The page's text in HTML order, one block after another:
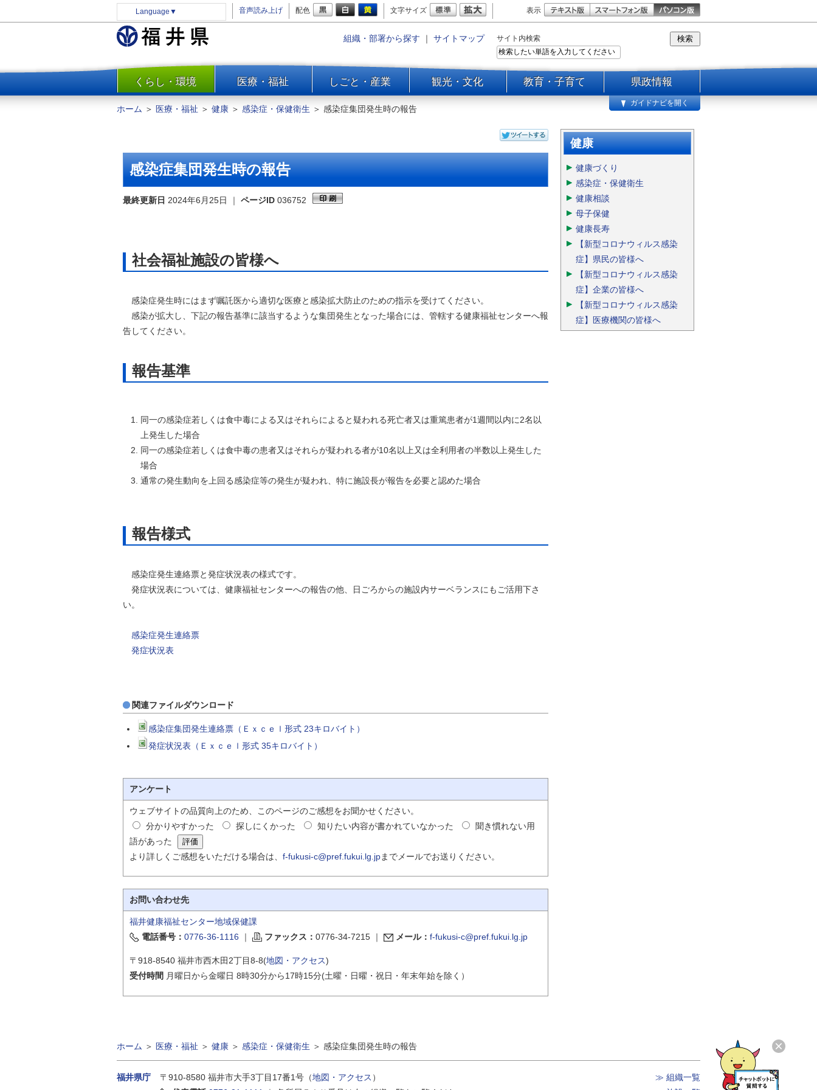
Language ▼ 音声読み上げ 配色 文字サイズ 表示
組織・部署から探す ｜ サイトマップ サイト内検索
一覧
くらし・環境 医療・福祉 しごと・産業 観光・文化 教育・子育て 県政情報
防災
水道・エネルギー
住まい・土地
環境問題・廃棄物対策・リサ
イクル
河川・砂防・港湾
ホーム ＞ 医療・福祉 ＞ 健康 ＞ 感染症・保健衛生 ＞ 感染症集団発生時の報告
ガイドナビを開く
感染症集団発生時の報告
最終更新日 2024年6月25日 ｜ ページID 036752
社会福祉施設の皆様へ
感染症発生時にはまず嘱託医から適切な医療と感染拡大防止のための指示を受けてください。
感染が拡大し、下記の報告基準に該当するような集団発生となった場合には、管轄する健康福祉センターへ報
告してください。
報告基準
同一の感染症若しくは食中毒による又はそれらによると疑われる死亡者又は重篤患者が1週間以内に2名以
上発生した場合
同一の感染症若しくは食中毒の患者又はそれらが疑われる者が10名以上又は全利用者の半数以上発生した
場合
通常の発生動向を上回る感染症等の発生が疑われ、特に施設長が報告を必要と認めた場合
報告様式
感染症発生連絡票と発症状況表の様式です。
発症状況表については、健康福祉センターへの報告の他、日ごろからの施設内サーベランスにもご活用下さ
い。
感染症発生連絡票
発症状況表
関連ファイルダウンロード
感染症集団発生連絡票（Ｅｘｃｅｌ形式 23キロバイト）
発症状況表（Ｅｘｃｅｌ形式 35キロバイト）
アンケート
ウェブサイトの品質向上のため、このページのご感想をお聞かせください。
分かりやすかった
探しにくかった 知りたい内容が書かれていなかった
聞き慣れない用
語があった
より詳しくご感想をいただける場合は、 f-fukusi-c@pref.fukui.lg.jpまでメールでお送りください。
お問い合わせ先
福井健康福祉センター地域保健課
電話番号： 0776-36-1116 ｜ ファックス： 0776-34-7215 ｜ メール： f-fukusi-c@pref.fukui.lg.jp
〒918-8540 福井市西木田2丁目8-8(地図・アクセス)
受付時間 月曜日から金曜日 8時30分から17時15分(土曜・日曜・祝日・年末年始を除く）
健康
健康づくり
感染症・保健衛生
健康相談
母子保健
健康長寿
【新型コロナウィルス感染
症】県民の皆様へ
【新型コロナウィルス感染
症】企業の皆様へ
【新型コロナウィルス感染
症】医療機関の皆様へ
ホーム ＞ 医療・福祉 ＞ 健康 ＞ 感染症・保健衛生 ＞ 感染症集団発生時の報告
福井県庁 〒910-8580 福井市大手3丁目17番1号（地図・アクセス ）
≫ 組織一覧